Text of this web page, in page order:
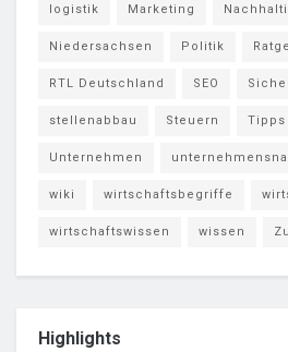
logistik Marketing
Niedersachsen Politik
RTL Deutschland SEO
stellenabbau Steuern Tipps
Unternehmen
wiki wirtschaftsbegriffe
wirtschaftswissen wissen
Highlights